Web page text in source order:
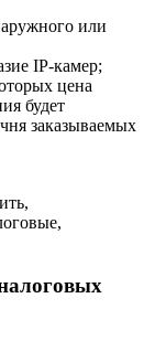
или
IP-камер;
цена
будет
заказываемых